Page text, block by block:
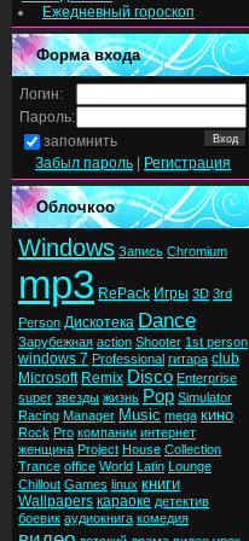
Ежедневный гороскоп
Форма входа
Логин:
Пароль:
запомнить
Забыл пароль
Регистрация
Облочкоо
Windows Запись Chromium
mp3 RePack Игры 3D 3rd
Person Дискотека Dance
Зарубежная action Shooter 1st person
windows 7 Professional гитара club
Microsoft Remix Disco Enterprise
super звезды жизнь Pop Simulator
Racing Manager Music mega кино
Rock Pro компании интернет
женщина Project House Collection
Trance office World Latin Lounge
Chillout Games linux книги
Wallpapers караоке детектив
боевик аудиокнига комедия